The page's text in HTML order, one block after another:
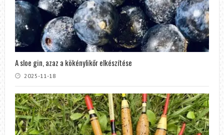
A sloe gin, azaz a kökénylikőr elkészítése
2025-11-18